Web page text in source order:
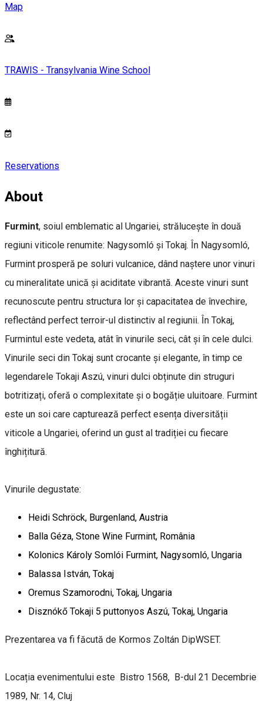
Map
TRAWIS - Transylvania Wine School
Reservations
About
Furmint, soiul emblematic al Ungariei, strălucește în două
regiuni viticole renumite: Nagysomló și Tokaj. În Nagysomló,
Furmint prosperă pe soluri vulcanice, dând naștere unor vinuri
cu mineralitate unică și aciditate vibrantă. Aceste vinuri sunt
recunoscute pentru structura lor și capacitatea de învechire,
reflectând perfect terroir-ul distinctiv al regiunii. În Tokaj,
Furmintul este vedeta, atât în vinurile seci, cât și în cele dulci.
Vinurile seci din Tokaj sunt crocante și elegante, în timp ce
legendarele Tokaji Aszú, vinuri dulci obținute din struguri
botritizați, oferă o complexitate și o bogăție uluitoare. Furmint
este un soi care capturează perfect esența diversității
viticole a Ungariei, oferind un gust al tradiției cu fiecare
înghițitură.
Vinurile degustate:
Heidi Schröck, Burgenland, Austria
Balla Géza, Stone Wine Furmint, România
Kolonics Károly Somlói Furmint, Nagysomló, Ungaria
Balassa István, Tokaj
Oremus Szamorodni, Tokaj, Ungaria
Disznókő Tokaji 5 puttonyos Aszú, Tokaj, Ungaria
Prezentarea va fi făcută de Kormos Zoltán DipWSET.
Locația evenimentului este Bistro 1568, B-dul 21 Decembrie
1989, Nr. 14, Cluj